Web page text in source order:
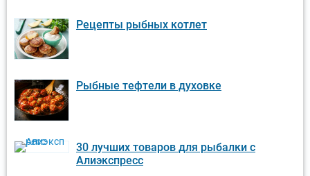
Рецепты рыбных котлет
Рыбные тефтели в духовке
30 лучших товаров для рыбалки с
Алиэкспресс